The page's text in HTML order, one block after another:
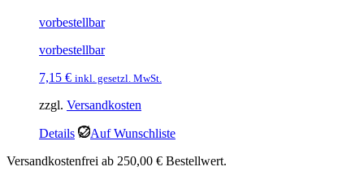
vorbestellbar
vorbestellbar
7,15 € inkl. gesetzl. MwSt.
zzgl. Versandkosten
Details
Auf Wunschliste
Versandkostenfrei ab 250,00 € Bestellwert.